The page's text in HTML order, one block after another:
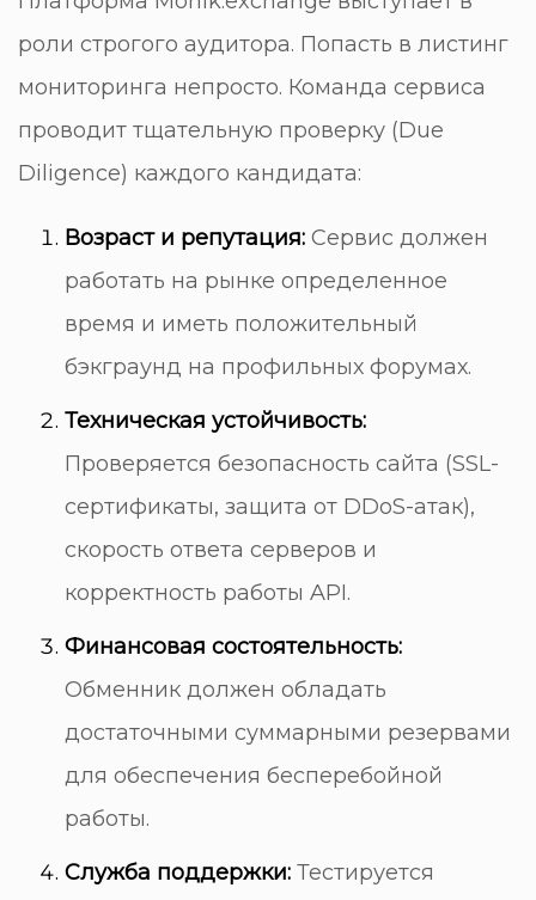
роли строгого аудитора. Попасть в листинг
мониторинга непросто. Команда сервиса
проводит тщательную проверку (Due
Diligence) каждого кандидата:
Возраст и репутация:Сервис должен
работать на рынке определенное
время и иметь положительный
бэкграунд на профильных форумах.
Техническая устойчивость:
Проверяется безопасность сайта (SSL-
сертификаты, защита от DDoS-атак),
скорость ответа серверов и
корректность работы API.
Финансовая состоятельность:
Обменник должен обладать
достаточными суммарными резервами
для обеспечения бесперебойной
работы.
Служба поддержки:Тестируется